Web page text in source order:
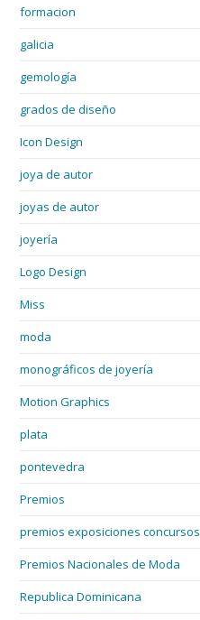
formacion
galicia
gemología
grados de diseño
Icon Design
joya de autor
joyas de autor
joyería
Logo Design
Miss
moda
monográficos de joyería
Motion Graphics
plata
pontevedra
Premios
premios exposiciones concursos
Premios Nacionales de Moda
Republica Dominicana